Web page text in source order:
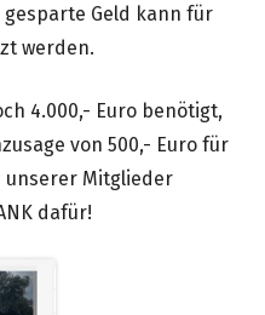
Geld kann für
werden.
4.000,- Euro benötigt,
von 500,- Euro für
unserer Mitglieder
dafür!